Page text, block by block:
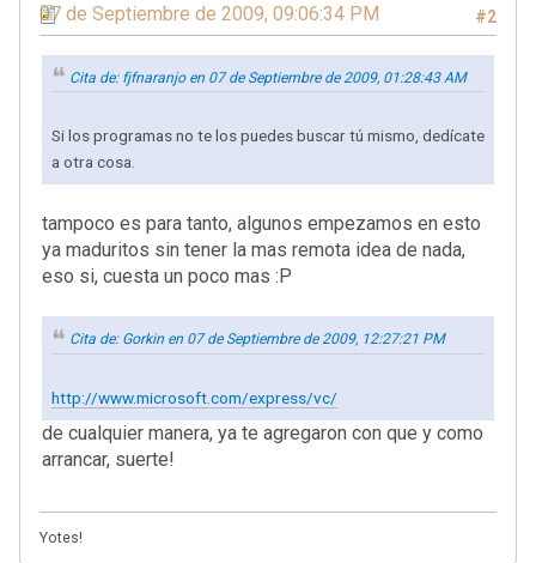
#2
07 de Septiembre de 2009, 09:06:34 PM
Cita de: fjfnaranjo en 07 de Septiembre de 2009, 01:28:43 AM
Si los programas no te los puedes buscar tú mismo, dedícate
a otra cosa.
tampoco es para tanto, algunos empezamos en esto
ya maduritos sin tener la mas remota idea de nada,
eso si, cuesta un poco mas :P
Cita de: Gorkin en 07 de Septiembre de 2009, 12:27:21 PM
http://www.microsoft.com/express/vc/
de cualquier manera, ya te agregaron con que y como
arrancar, suerte!
Yotes!